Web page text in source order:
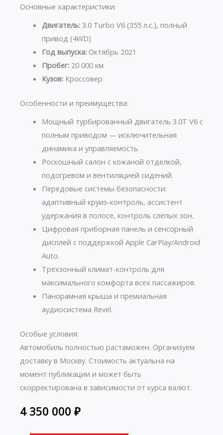
Основные характеристики:
Двигатель:3.0 Turbo V6 (355 л.с.), полный
привод (4WD)
Год выпуска:Октябрь 2021
Пробег:20 000 км
Кузов:Кроссовер
Особенности и преимущества:
Мощный турбированный двигатель 3.0T V6 с
полным приводом — исключительная
динамика и управляемость.
Роскошный салон с кожаной отделкой,
подогревом и вентиляцией сидений.
Передовые системы безопасности:
адаптивный круиз-контроль, ассистент
удержания в полосе, контроль слепых зон.
Цифровая приборная панель и сенсорный
дисплей с поддержкой Apple CarPlay/Android
Auto.
Трёхзонный климат-контроль для
максимального комфорта всех пассажиров.
Панорамная крыша и премиальная
аудиосистема Revel.
Особые условия:
Автомобиль полностью растаможен. Организуем
доставку в Москву. Стоимость актуальна на
момент публикации и может быть
скорректирована в зависимости от курса валют.
4 350 000 ₽